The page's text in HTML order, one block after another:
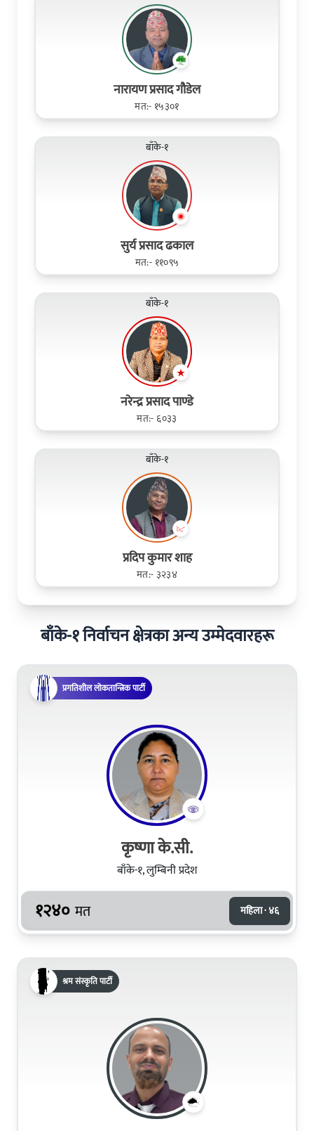
नारायण प्रसाद गौडेल
मत:- १५३०१
बाँके-१
सुर्य प्रसाद ढकाल
मत:- ११०९५
बाँके-१
नरेन्द्र प्रसाद पाण्डे
मत:- ६०३३
बाँके-१
प्रदिप कुमार शाह
मत:- ३२३४
बाँके-१ निर्वाचन क्षेत्रका अन्य उम्मेदवारहरू
प्रगतिशील लोकतान्त्रिक पार्टी
कृष्णा के.सी.
बाँके-१, लुम्बिनी प्रदेश
१२४० मत महिला · ४६
श्रम संस्कृति पार्टी